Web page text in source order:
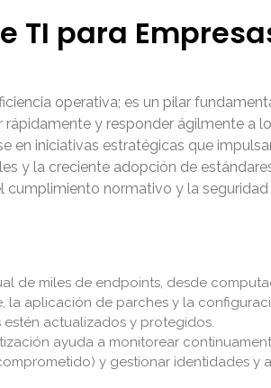
TI para
operativa; es un pilar
y responder ágilmente a
en iniciativas estratégicas que
y la creciente adopción de
cumplimiento normativo y la
de miles de endpoints, desde
la aplicación de parches y la
actualizados y protegidos.
ayuda a monitorear
y gestionar identidades y